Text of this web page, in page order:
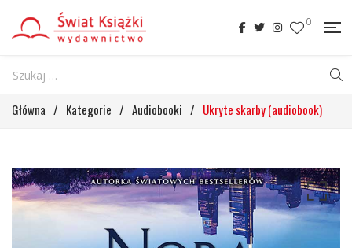
0
Główna / Kategorie / Audiobooki / Ukryte skarby (audiobook)